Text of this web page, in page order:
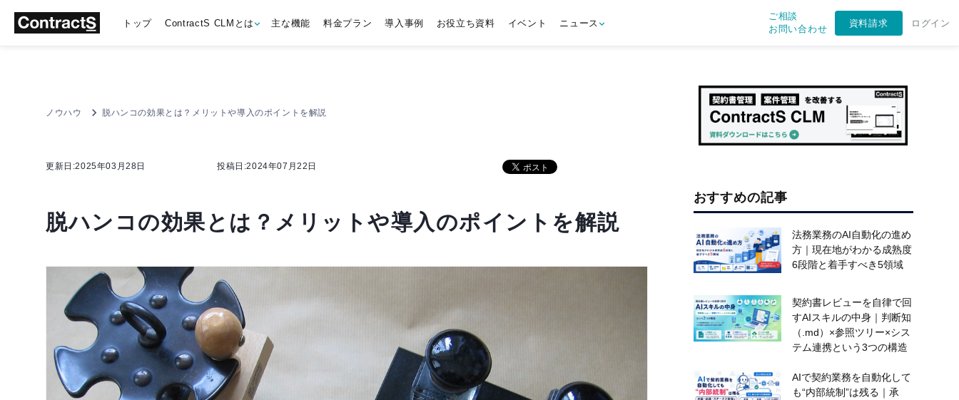
トップ ContractS CLMとは 主な機能 料金プラン 導入事例 お役立ち資料 イベント ニュース
ご相談
お問い合わせ
資料請求 ログイン
ノウハウ 脱ハンコの効果とは？メリットや導入のポイントを解説
更新日:2025年03月28日 投稿日:2024年07月22日
脱ハンコの効果とは？メリットや導入のポイントを解説
おすすめの記事
法務業務のAI自動化の進め
方｜現在地がわかる成熟度
6段階と着手すべき5領域
契約書レビューを自律で回
すAIスキルの中身｜判断知
（.md）×参照ツリー×シス
テム連携という3つの構造
AIで契約業務を自動化して
も“内部統制”は残る｜承